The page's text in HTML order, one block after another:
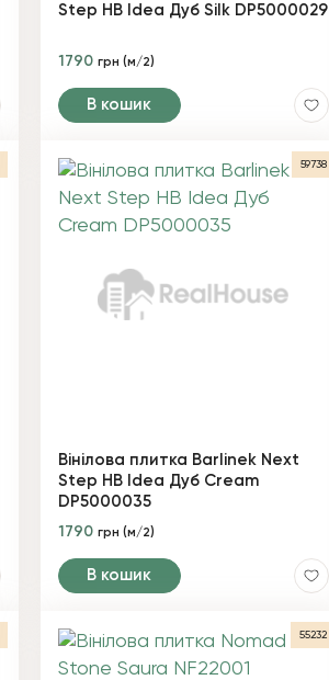
Step HB Idea Дуб Silk DP5000029
1790 грн (м/2)
В кошик
59738
Вінілова плитка Barlinek Next
Step HB Idea Дуб Cream
DP5000035
1790 грн (м/2)
В кошик
55232